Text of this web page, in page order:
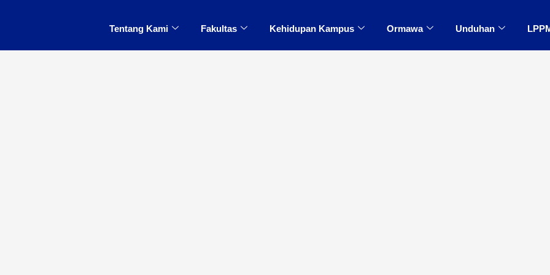
Tentang Kami Fakultas Kehidupan Kampus Ormawa Unduhan